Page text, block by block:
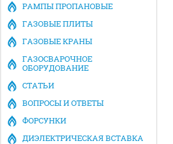
РАМПЫ ПРОПАНОВЫЕ
ГАЗОВЫЕ ПЛИТЫ
ГАЗОВЫЕ КРАНЫ
ГАЗОСВАРОЧНОЕ
ОБОРУДОВАНИЕ
СТАТЬИ
ВОПРОСЫ И ОТВЕТЫ
ФОРСУНКИ
ДИЭЛЕКТРИЧЕСКАЯ ВСТАВКА